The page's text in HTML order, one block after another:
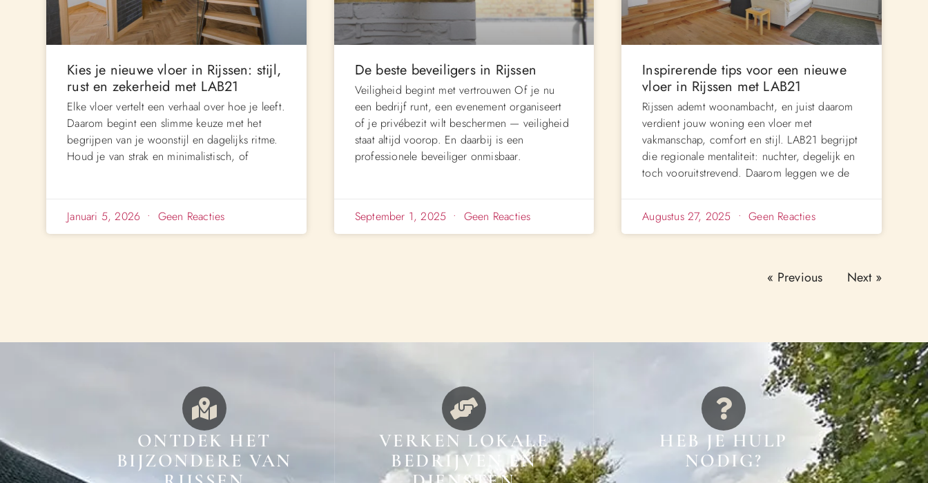
Kies je nieuwe vloer in Rijssen: stijl,
rust en zekerheid met LAB21
Elke vloer vertelt een verhaal over hoe je leeft.
Daarom begint een slimme keuze met het
begrijpen van je woonstijl en dagelijks ritme.
Houd je van strak en minimalistisch, of
Januari 5, 2026 Geen Reacties
De beste beveiligers in Rijssen
Veiligheid begint met vertrouwen Of je nu
een bedrijf runt, een evenement organiseert
of je privébezit wilt beschermen — veiligheid
staat altijd voorop. En daarbij is een
professionele beveiliger onmisbaar.
September 1, 2025 Geen Reacties
Inspirerende tips voor een nieuwe
vloer in Rijssen met LAB21
Rijssen ademt woonambacht, en juist daarom
verdient jouw woning een vloer met
vakmanschap, comfort en stijl. LAB21 begrijpt
die regionale mentaliteit: nuchter, degelijk en
toch vooruitstrevend. Daarom leggen we de
Augustus 27, 2025 Geen Reacties
« Previous Next »
ONTDEK HET
BIJZONDERE VAN
VERKEN LOKALE
BEDRIJVEN EN
HEB JE HULP
NODIG?